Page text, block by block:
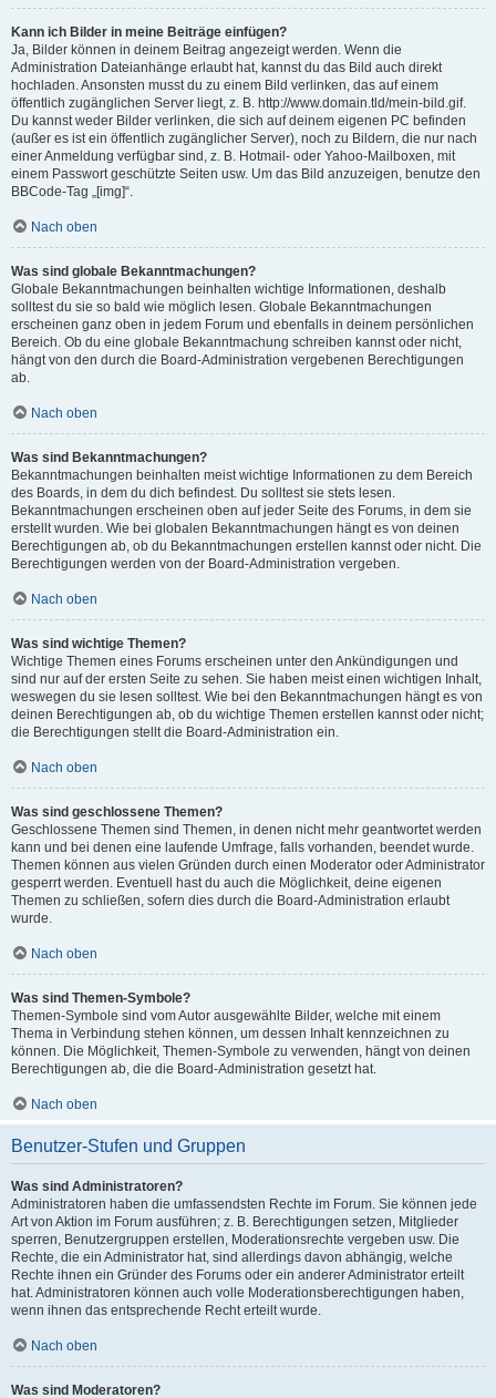
Kann ich Bilder in meine Beiträge einfügen?
Ja, Bilder können in deinem Beitrag angezeigt werden. Wenn die
Administration Dateianhänge erlaubt hat, kannst du das Bild auch direkt
hochladen. Ansonsten musst du zu einem Bild verlinken, das auf einem
öffentlich zugänglichen Server liegt, z. B. http://www.domain.tld/mein-bild.gif.
Du kannst weder Bilder verlinken, die sich auf deinem eigenen PC befinden
(außer es ist ein öffentlich zugänglicher Server), noch zu Bildern, die nur nach
einer Anmeldung verfügbar sind, z. B. Hotmail- oder Yahoo-Mailboxen, mit
einem Passwort geschützte Seiten usw. Um das Bild anzuzeigen, benutze den
BBCode-Tag „[img]“.
Nach oben
Was sind globale Bekanntmachungen?
Globale Bekanntmachungen beinhalten wichtige Informationen, deshalb
solltest du sie so bald wie möglich lesen. Globale Bekanntmachungen
erscheinen ganz oben in jedem Forum und ebenfalls in deinem persönlichen
Bereich. Ob du eine globale Bekanntmachung schreiben kannst oder nicht,
hängt von den durch die Board-Administration vergebenen Berechtigungen
ab.
Nach oben
Was sind Bekanntmachungen?
Bekanntmachungen beinhalten meist wichtige Informationen zu dem Bereich
des Boards, in dem du dich befindest. Du solltest sie stets lesen.
Bekanntmachungen erscheinen oben auf jeder Seite des Forums, in dem sie
erstellt wurden. Wie bei globalen Bekanntmachungen hängt es von deinen
Berechtigungen ab, ob du Bekanntmachungen erstellen kannst oder nicht. Die
Berechtigungen werden von der Board-Administration vergeben.
Nach oben
Was sind wichtige Themen?
Wichtige Themen eines Forums erscheinen unter den Ankündigungen und
sind nur auf der ersten Seite zu sehen. Sie haben meist einen wichtigen Inhalt,
weswegen du sie lesen solltest. Wie bei den Bekanntmachungen hängt es von
deinen Berechtigungen ab, ob du wichtige Themen erstellen kannst oder nicht;
die Berechtigungen stellt die Board-Administration ein.
Nach oben
Was sind geschlossene Themen?
Geschlossene Themen sind Themen, in denen nicht mehr geantwortet werden
kann und bei denen eine laufende Umfrage, falls vorhanden, beendet wurde.
Themen können aus vielen Gründen durch einen Moderator oder Administrator
gesperrt werden. Eventuell hast du auch die Möglichkeit, deine eigenen
Themen zu schließen, sofern dies durch die Board-Administration erlaubt
wurde.
Nach oben
Was sind Themen-Symbole?
Themen-Symbole sind vom Autor ausgewählte Bilder, welche mit einem
Thema in Verbindung stehen können, um dessen Inhalt kennzeichnen zu
können. Die Möglichkeit, Themen-Symbole zu verwenden, hängt von deinen
Berechtigungen ab, die die Board-Administration gesetzt hat.
Nach oben
Benutzer-Stufen und Gruppen
Was sind Administratoren?
Administratoren haben die umfassendsten Rechte im Forum. Sie können jede
Art von Aktion im Forum ausführen; z. B. Berechtigungen setzen, Mitglieder
sperren, Benutzergruppen erstellen, Moderationsrechte vergeben usw. Die
Rechte, die ein Administrator hat, sind allerdings davon abhängig, welche
Rechte ihnen ein Gründer des Forums oder ein anderer Administrator erteilt
hat. Administratoren können auch volle Moderationsberechtigungen haben,
wenn ihnen das entsprechende Recht erteilt wurde.
Nach oben
Was sind Moderatoren?